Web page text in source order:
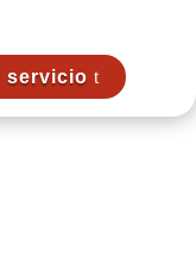
servicio